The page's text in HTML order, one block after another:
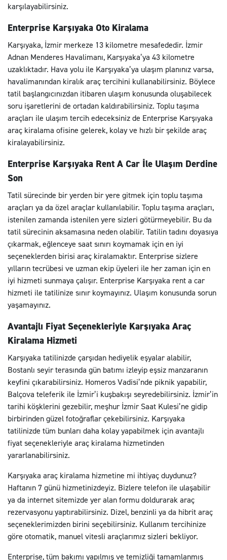
karşılayabilirsiniz.
Enterprise Karşıyaka Oto Kiralama
Karşıyaka, İzmir merkeze 13 kilometre mesafededir. İzmir
Adnan Menderes Havalimanı, Karşıyaka’ya 43 kilometre
uzaklıktadır. Hava yolu ile Karşıyaka’ya ulaşım planınız varsa,
havalimanından kiralık araç tercihini kullanabilirsiniz. Böylece
tatil başlangıcınızdan itibaren ulaşım konusunda oluşabilecek
soru işaretlerini de ortadan kaldırabilirsiniz. Toplu taşıma
araçları ile ulaşım tercih edeceksiniz de Enterprise Karşıyaka
araç kiralama ofisine gelerek, kolay ve hızlı bir şekilde araç
kiralayabilirsiniz.
Enterprise Karşıyaka Rent A Car İle Ulaşım Derdine
Son
Tatil sürecinde bir yerden bir yere gitmek için toplu taşıma
araçları ya da özel araçlar kullanılabilir. Toplu taşıma araçları,
istenilen zamanda istenilen yere sizleri götürmeyebilir. Bu da
tatil sürecinin aksamasına neden olabilir. Tatilin tadını doyasıya
çıkarmak, eğlenceye saat sınırı koymamak için en iyi
seçeneklerden birisi araç kiralamaktır. Enterprise sizlere
yılların tecrübesi ve uzman ekip üyeleri ile her zaman için en
iyi hizmeti sunmaya çalışır. Enterprise Karşıyaka rent a car
hizmeti ile tatilinize sınır koymayınız. Ulaşım konusunda sorun
yaşamayınız.
Avantajlı Fiyat Seçenekleriyle Karşıyaka Araç
Kiralama Hizmeti
Karşıyaka tatilinizde çarşıdan hediyelik eşyalar alabilir,
Bostanlı seyir terasında gün batımı izleyip eşsiz manzaranın
keyfini çıkarabilirsiniz. Homeros Vadisi’nde piknik yapabilir,
Balçova teleferik ile İzmir’i kuşbakışı seyredebilirsiniz. İzmir’in
tarihi köşklerini gezebilir, meşhur İzmir Saat Kulesi’ne gidip
birbirinden güzel fotoğraflar çekebilirsiniz. Karşıyaka
tatilinizde tüm bunları daha kolay yapabilmek için avantajlı
fiyat seçenekleriyle araç kiralama hizmetinden
yararlanabilirsiniz.
Karşıyaka araç kiralama hizmetine mi ihtiyaç duydunuz?
Haftanın 7 günü hizmetinizdeyiz. Bizlere telefon ile ulaşabilir
ya da internet sitemizde yer alan formu doldurarak araç
rezervasyonu yaptırabilirsiniz. Dizel, benzinli ya da hibrit araç
seçeneklerimizden birini seçebilirsiniz. Kullanım tercihinize
göre otomatik, manuel vitesli araçlarımız sizleri bekliyor.
Enterprise, tüm bakımı yapılmış ve temizliği tamamlanmış